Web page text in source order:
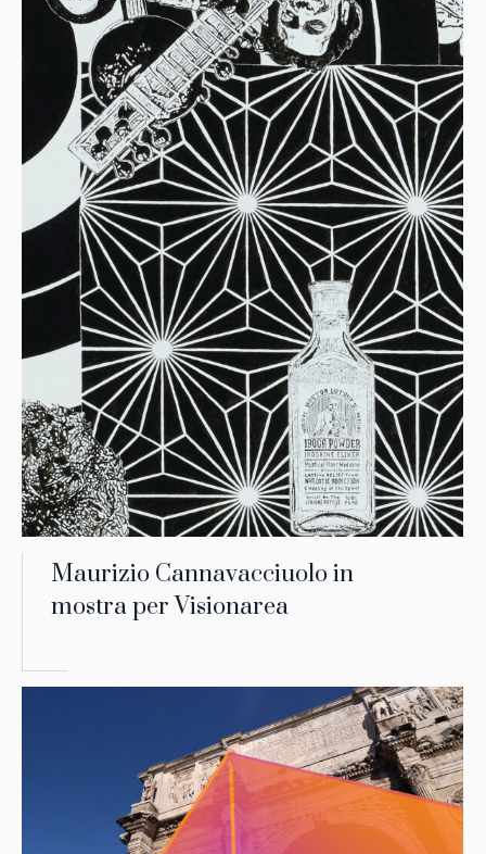
Maurizio Cannavacciuolo in
mostra per Visionarea